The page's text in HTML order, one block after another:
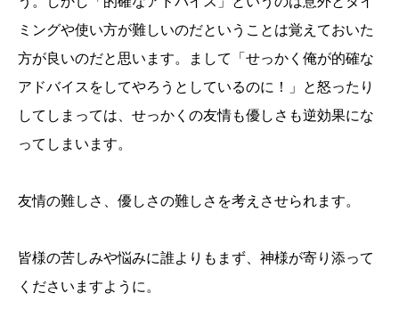
ミングや使い方が難しいのだということは覚えておいた
方が良いのだと思います。まして「せっかく俺が的確な
アドバイスをしてやろうとしているのに！」と怒ったり
してしまっては、せっかくの友情も優しさも逆効果にな
ってしまいます。
友情の難しさ、優しさの難しさを考えさせられます。
皆様の苦しみや悩みに誰よりもまず、神様が寄り添って
くださいますように。